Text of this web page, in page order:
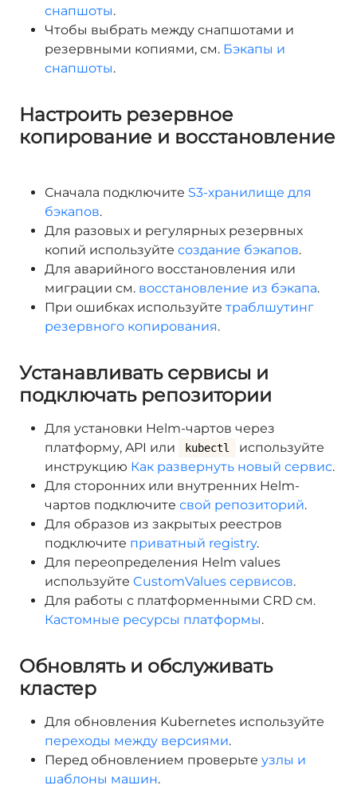
снапшоты.
Чтобы выбрать между снапшотами и
резервными копиями, см. Бэкапы и
снапшоты.
Настроить резервное
копирование и восстановление
Сначала подключите S3-хранилище для
бэкапов.
Для разовых и регулярных резервных
копий используйте создание бэкапов.
Для аварийного восстановления или
миграции см. восстановление из бэкапа.
При ошибках используйте траблшутинг
резервного копирования.
Устанавливать сервисы и
подключать репозитории
Для установки Helm-чартов через
платформу, API или
kubectl
используйте
инструкцию Как развернуть новый сервис.
Для сторонних или внутренних Helm-
чартов подключите свой репозиторий.
Для образов из закрытых реестров
подключите приватный registry.
Для переопределения Helm values
используйте CustomValues сервисов.
Для работы с платформенными CRD см.
Кастомные ресурсы платформы.
Обновлять и обслуживать
кластер
Для обновления Kubernetes используйте
переходы между версиями.
Перед обновлением проверьте узлы и
шаблоны машин.